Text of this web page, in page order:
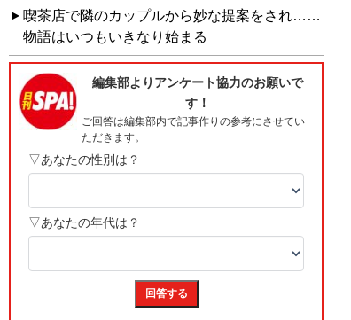
喫茶店で隣のカップルから妙な提案をされ……
物語はいつもいきなり始まる